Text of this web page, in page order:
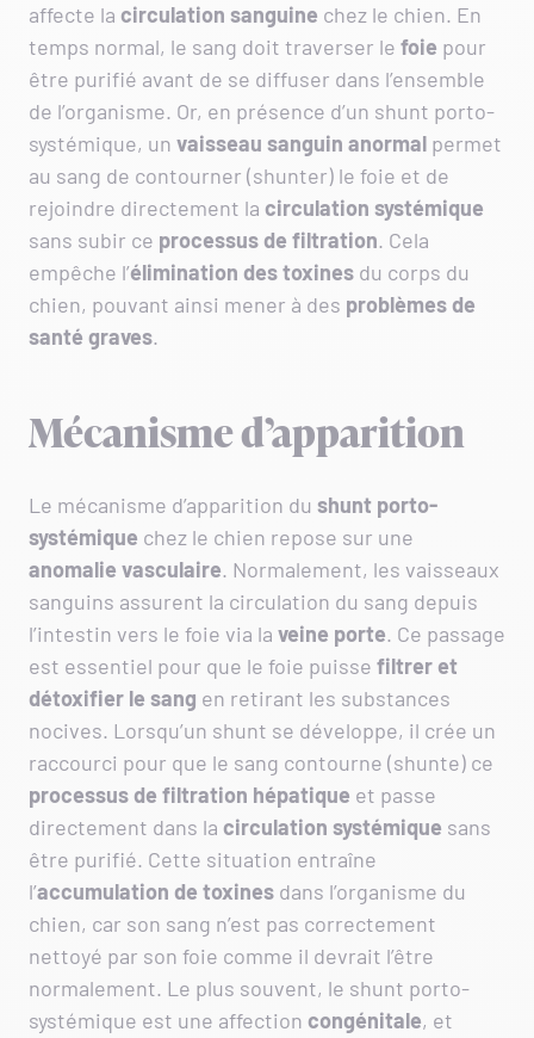
affecte la circulation sanguine chez le chien. En
temps normal, le sang doit traverser le foie pour
être purifié avant de se diffuser dans l’ensemble
de l’organisme. Or, en présence d’un shunt porto-
systémique, un vaisseau sanguin anormal permet
au sang de contourner (shunter) le foie et de
rejoindre directement la circulation systémique
sans subir ce processus de filtration. Cela
empêche l’élimination des toxines du corps du
chien, pouvant ainsi mener à des problèmes de
santé graves.
Mécanisme d’apparition
Le mécanisme d’apparition du shunt porto-
systémique chez le chien repose sur une
anomalie vasculaire. Normalement, les vaisseaux
sanguins assurent la circulation du sang depuis
l’intestin vers le foie via la veine porte. Ce passage
est essentiel pour que le foie puisse filtrer et
détoxifier le sang en retirant les substances
nocives. Lorsqu’un shunt se développe, il crée un
raccourci pour que le sang contourne (shunte) ce
processus de filtration hépatique et passe
directement dans la circulation systémique sans
être purifié. Cette situation entraîne
l’accumulation de toxines dans l’organisme du
chien, car son sang n’est pas correctement
nettoyé par son foie comme il devrait l’être
normalement. Le plus souvent, le shunt porto-
systémique est une affection congénitale, et